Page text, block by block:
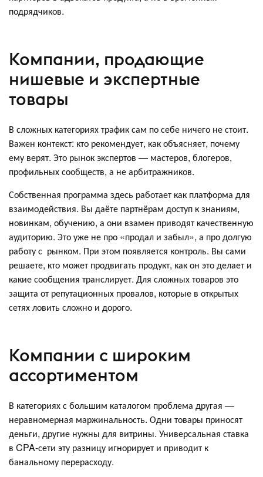
подрядчиков.
Компании, продающие
нишевые и экспертные
товары
В сложных категориях трафик сам по себе ничего не стоит.
Важен контекст: кто рекомендует, как объясняет, почему
ему верят. Это рынок экспертов — мастеров, блогеров,
профильных сообществ, а не арбитражников.
Собственная программа здесь работает как платформа для
взаимодействия. Вы даёте партнёрам доступ к знаниям,
новинкам, обучению, а они взамен приводят качественную
аудиторию. Это уже не про «продал и забыл», а про долгую
работу с рынком. При этом появляется контроль. Вы сами
решаете, кто может продвигать продукт, как он это делает и
какие сообщения транслирует. Для сложных товаров это
защита от репутационных провалов, которые в открытых
сетях ловить сложно и дорого.
Компании с широким
ассортиментом
В категориях с большим каталогом проблема другая —
неравномерная маржинальность. Одни товары приносят
деньги, другие нужны для витрины. Универсальная ставка
в CPA-сети эту разницу игнорирует и приводит к
банальному перерасходу.